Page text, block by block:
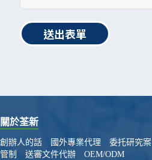
送出表單
關於荃新
創辦人的話 國外專業代理 委托研究案
管制
送審文件代辦 OEM/ODM